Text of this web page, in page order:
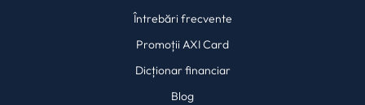
Întrebări frecvente
Promoții AXI Card
Dicționar financiar
Blog